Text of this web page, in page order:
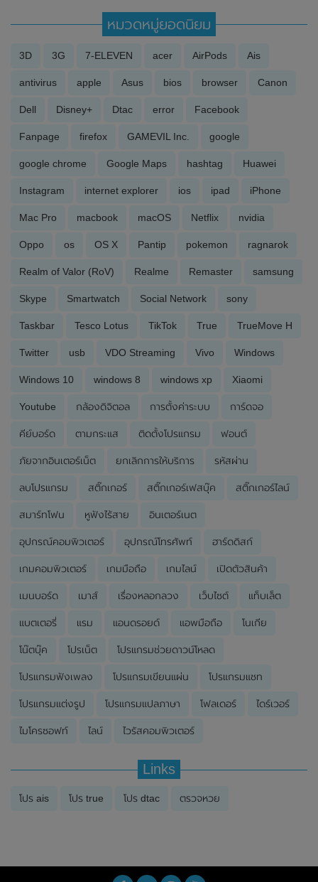
หมวดหมู่ยอดนิยม
3D 3G 7-ELEVEN acer AirPods Ais
antivirus apple Asus bios browser Canon
Dell Disney+ Dtac error Facebook
Fanpage firefox GAMEVIL Inc. google
google chrome Google Maps hashtag Huawei
Instagram internet explorer ios ipad iPhone
Mac Pro macbook macOS Netflix nvidia
Oppo os OS X Pantip pokemon ragnarok
Realm of Valor (RoV) Realme Remaster samsung
Skype Smartwatch Social Network sony
Taskbar Tesco Lotus TikTok True TrueMove H
Twitter usb VDO Streaming Vivo Windows
Windows 10 windows 8 windows xp Xiaomi
Youtube กล้องดิจิตอล การตั้งค่าระบบ การ์ดจอ
คีย์บอร์ด ตามกระแส ติดตั้งโปรแกรม ฟอนต์
ภัยจากอินเตอร์เน็ต ยกเลิกการให้บริการ รหัสผ่าน
ลบโปรแกรม สติ๊กเกอร์ สติ๊กเกอร์เฟสบุ๊ค สติ๊กเกอร์ไลน์
สมาร์ทโฟน หูฟังไร้สาย อินเตอร์เนต
อุปกรณ์คอมพิวเตอร์ อุปกรณ์โทรศัพท์ ฮาร์ดดิสก์
เกมคอมพิวเตอร์ เกมมือถือ เกมไลน์ เปิดตัวสินค้า
เมนบอร์ด เมาส์ เรื่องหลอกลวง เว็บไซต์ แท็บเล็ต
แบตเตอรี่ แรม แอนดรอยด์ แอพมือถือ โนเกีย
โน๊ตบุ๊ค โปรเน็ต โปรแกรมช่วยดาวน์โหลด
โปรแกรมฟังเพลง โปรแกรมเขียนแผ่น โปรแกรมแชท
โปรแกรมแต่งรูป โปรแกรมแปลภาษา โฟลเดอร์ ไดร์เวอร์
ไมโครซอฟท์ ไลน์ ไวรัสคอมพิวเตอร์
Links
โปร ais โปร true โปร dtac ตรวจหวย